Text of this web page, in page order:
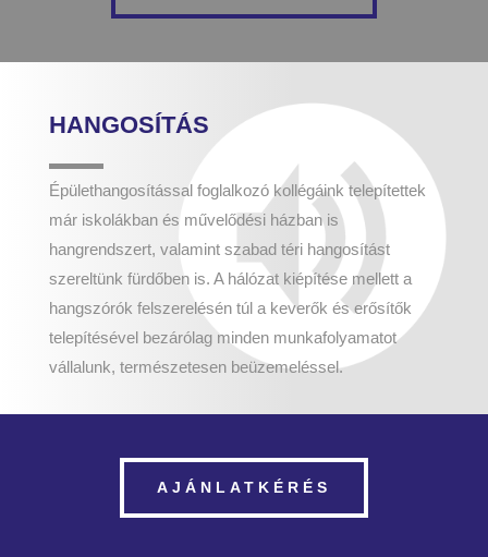
HANGOSÍTÁS
Épülethangosítással foglalkozó kollégáink telepítettek
már iskolákban és művelődési házban is
hangrendszert, valamint szabad téri hangosítást
szereltünk fürdőben is. A hálózat kiépítése mellett a
hangszórók felszerelésén túl a keverők és erősítők
telepítésével bezárólag minden munkafolyamatot
vállalunk, természetesen beüzemeléssel.
AJÁNLATKÉRÉS